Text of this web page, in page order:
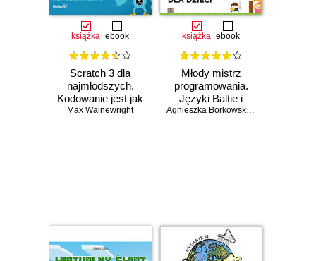
książka ebook
Scratch 3 dla
najmłodszych.
Kodowanie jest jak
granie!
Max Wainewright
książka ebook
Młody mistrz
programowania.
Języki Baltie i
Scratch dla dzieciAgnieszka Borkowska,